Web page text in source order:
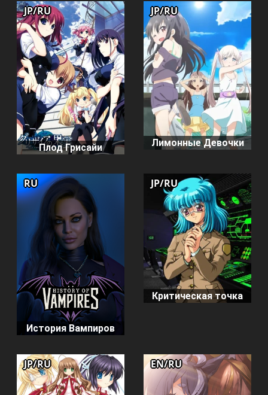
Плод Грисайи
JP/RU
Лимонные Девочки
JP/RU
История Вампиров
RU
Критическая точка
JP/RU
JP/RU EN/RU